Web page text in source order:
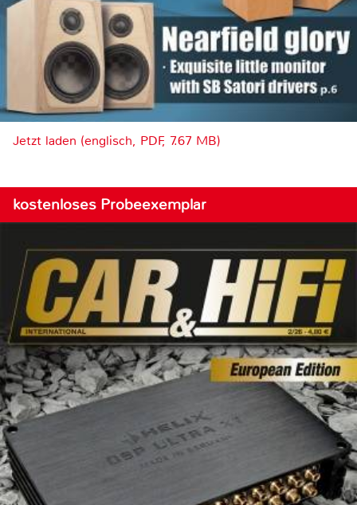
Jetzt laden (englisch, PDF, 7.67 MB)
kostenloses Probeexemplar